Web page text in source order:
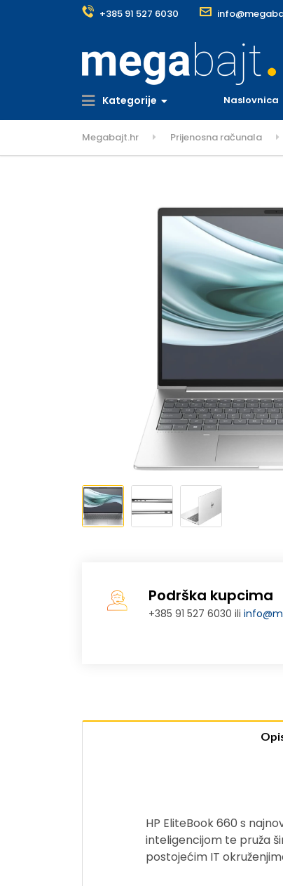
+385 91 527 6030
Kategorije Naslovnica
Megabajt.hr Prijenosna računala
Podrška kupcima
+385 91 527 6030 ili
HP EliteBook 660 s
inteligencijom te pruža
postojećim IT